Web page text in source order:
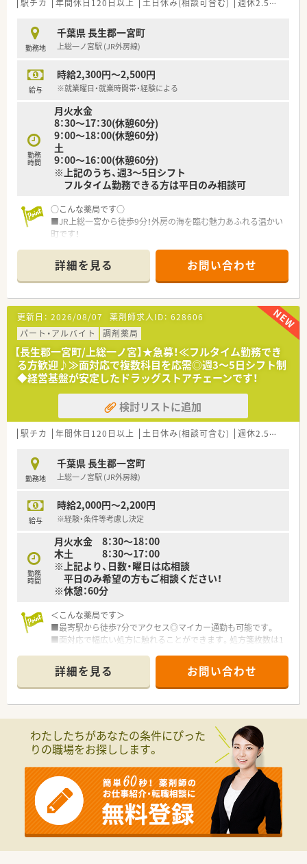
駅チカ 年間休日120日以上 土日休み(相談可含む) 週休2.5日以上
勤務地
千葉県 長生郡一宮町
上総一ノ宮駅 (JR外房線)
給与
時給2,300円～2,500円
※就業曜日・就業時間帯・経験による
勤務
時間
月火水金
8：30～17：30(休憩60分)
9：00～18：00(休憩60分)
土
9：00～16：00(休憩60分)
※上記のうち、週3～5日シフト
フルタイム勤務できる方は平日のみ相談可
○こんな薬局です○
■JR上総一宮から徒歩9分！外房の海を臨む魅力あふれる温かい
町です！
■若い方の多く働く薬局ですが、サーフィンを楽しむ方や、夏に
は海水浴客も訪れるこの地に暮らす住民のみなさまを支える、地
域密着型の薬局です。
■産休育休の実績多数！安定して働くことのできる職場です。
詳細を見る お問い合わせ
更新日： 2026/08/07 薬剤師求人ID： 628606
パート・アルバイト
調剤薬局
【長生郡一宮町/上総一ノ宮】★急募！≪フルタイム勤務でき
る方歓迎♪≫面対応で複数科目を応需◎週3～5日シフト制
◆経営基盤が安定したドラッグストアチェーンです！
検討リストに追加
駅チカ 年間休日120日以上 土日休み(相談可含む) 週休2.5日以上
勤務地
千葉県 長生郡一宮町
上総一ノ宮駅 (JR外房線)
給与
時給2,000円～2,200円
※経験・条件等考慮し決定
勤務
時間
月火水金 8：30～18：00
木土 8：30～17：00
※上記より、日数・曜日は応相談
平日のみ希望の方もご相談ください！
※休憩：60分
＜こんな薬局です＞
■最寄駅から徒歩7分でアクセス◎マイカー通勤も可能です。
■面対応で幅広い処方に触れることができます。処方箋枚数は1
■調剤併設ドラッグストア…従業員割引制度もあり、ご就業後の
お買い物にも便利♪
<こんな会社です>
■調剤薬局、ドラッグストア、予防事業、介護事業を展開し、セル
フメディケーションから在宅医療まで地域医療に幅広く貢献し
ています。
■セルフメディケーションと在宅医療を推進し、看護師や管理栄
養士、ケアマネージャー、登録販売者など幅広い職種の従業員が
在籍しており職種を超えた連携で地域の健康をサポートしてい
ます。
■全店で分離申請となっており、調剤業務に専念できる就業環境
となっております。レジ打ちや品出しは行わず、薬局を併設して
いない店舗への配属はございません。
■調剤併設ドラッグストアや総合病院門、在宅医療専門など様々
詳細を見る お問い合わせ
わたしたちがあなたの条件にぴった
りの職場をお探しします。